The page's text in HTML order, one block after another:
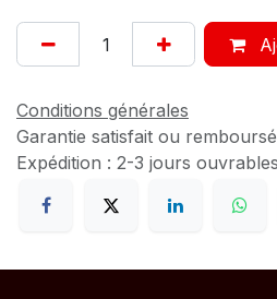
Conditions générales
Garantie satisfait ou
Expédition : 2-3 jours ouvrables